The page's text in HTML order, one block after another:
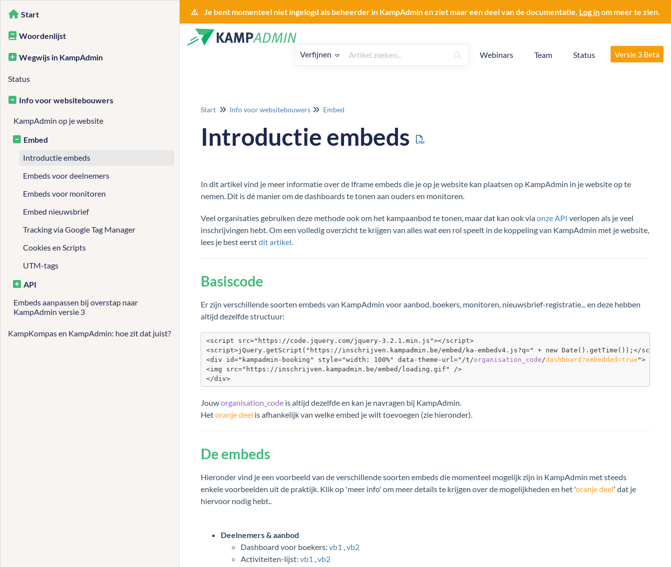
⚠️ Je bent momenteel niet ingelogd als beheerder in KampAdmin en ziet maar een deel van de documentatie. Log inom meer te zien.
Verfijnen Webinars Team Status Versie 3 Beta
Start
Woordenlijst
Wegwijs in KampAdmin
Status
Info voor websitebouwers
KampAdmin op je website
Embed
Introductie embeds
Embeds voor deelnemers
Embeds voor monitoren
Embed nieuwsbrief
Tracking via Google Tag Manager
Cookies en Scripts
UTM-tags
API
Embeds aanpassen bij overstap naar
KampAdmin versie 3
KampKompas en KampAdmin: hoe zit dat juist?
Start Info voor websitebouwers Embed
Introductie embeds
In dit artikel vind je meer informatie over de Iframe embeds die je op je website kan plaatsen op KampAdmin in je website op te
nemen. Dit is dé manier om de dashboards te tonen aan ouders en monitoren.
Veel organisaties gebruiken deze methode ook om het kampaanbod te tonen, maar dat kan ook viaonze API verlopen als je veel
inschrijvingen hebt. Om een volledig overzicht te krijgen van alles wat een rol speelt in de koppeling van KampAdmin met je website,
lees je best eerstdit artikel.
Basiscode
Er zijn verschillende soorten embeds van KampAdmin voor aanbod, boekers, monitoren, nieuwsbrief-registratie... en deze hebben
altijd dezelfde structuur:
<script src="https://code.jquery.com/jquery-3.2.1.min.js"></script>
<script>jQuery.getScript("https://inschrijven.kampadmin.be/embed/ka-embedv4.js?q=" + new Date().getTime());</script>
<div id="kampadmin-booking" style="width: 100%" data-theme-url="/t/organisation_code/dashboard?embedded=true ">
<img src="https://inschrijven.kampadmin.be/embed/loading.gif" />
</div>
Jouworganisation_code is altijd dezelfde en kan je navragen bij KampAdmin.
Hetoranje deel is afhankelijk van welke embed je wilt toevoegen (zie hieronder).
De embeds
Hieronder vind je een voorbeeld van de verschillende soorten embeds die momenteel mogelijk zijn in KampAdmin met steeds
enkele voorbeelden uit de praktijk. Klik op 'meer info' om meer details te krijgen over de mogelijkheden en het 'oranje deel' dat je
hiervoor nodig hebt..
Deelnemers & aanbod
Dashboard voor boekers: vb1 ,vb2
Activiteiten-lijst: vb1 ,vb2